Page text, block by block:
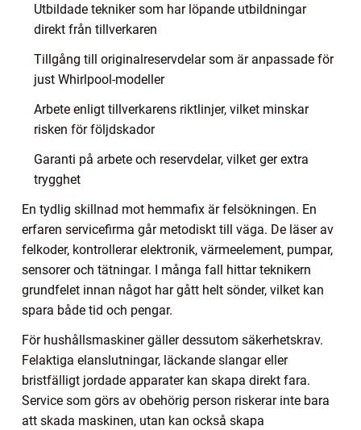
Utbildade tekniker som har löpande utbildningar
direkt från tillverkaren
Tillgång till originalreservdelar som är anpassade för
just Whirlpool-modeller
Arbete enligt tillverkarens riktlinjer, vilket minskar
risken för följdskador
Garanti på arbete och reservdelar, vilket ger extra
trygghet
En tydlig skillnad mot hemmafix är felsökningen. En
erfaren servicefirma går metodiskt till väga. De läser av
felkoder, kontrollerar elektronik, värmeelement, pumpar,
sensorer och tätningar. I många fall hittar teknikern
grundfelet innan något har gått helt sönder, vilket kan
spara både tid och pengar.
För hushållsmaskiner gäller dessutom säkerhetskrav.
Felaktiga elanslutningar, läckande slangar eller
bristfälligt jordade apparater kan skapa direkt fara.
Service som görs av obehörig person riskerar inte bara
att skada maskinen, utan kan också skapa